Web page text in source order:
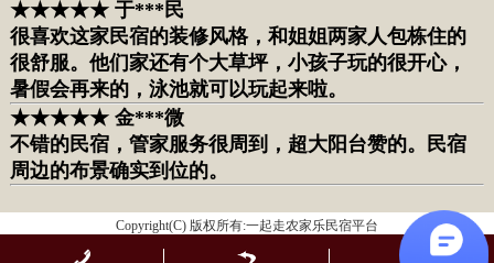
★★★★★ 于***民
很喜欢这家民宿的装修风格，和姐姐两家人包栋住的
很舒服。他们家还有个大草坪， 小孩子玩的很开心，
暑假会再来的，泳池就可以玩起来啦。
★★★★★ 金***微
不错的民宿，管家服务很周到，超大阳台赞的。民宿
周边的布景确实到位的。
Copyright(C) 版权所有:一起走农家乐民宿平台